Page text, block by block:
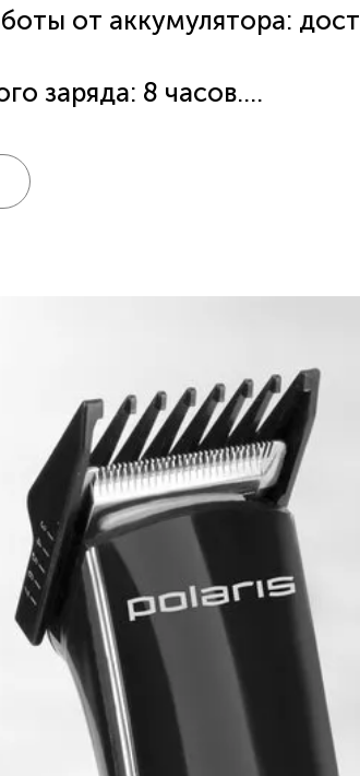
от аккумулятора:
заряда: 8 часов.
для подзарядки.
насадки: широкий